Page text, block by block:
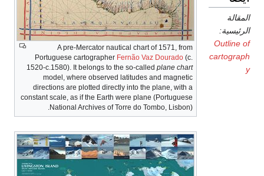
A pre-Mercator nautical chart of 1571, from
Portuguese cartographerFernão Vaz Dourado
(c.
1520-c.1580). It belongs to the so-calledplane chart
model, where observed latitudes and magnetic
directions are plotted directly into the plane, with a
constant scale, as if the Earth were plane (Portuguese
National Archives of Torre do Tombo, Lisbon).
Outline